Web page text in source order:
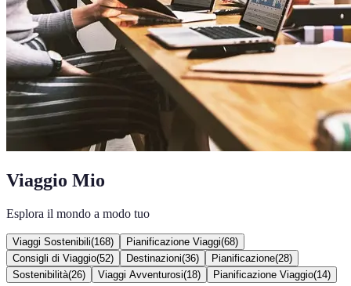
Viaggio Mio
Esplora il mondo a modo tuo
Viaggi Sostenibili(168) Pianificazione Viaggi(68)
Consigli di Viaggio(52) Destinazioni(36) Pianificazione(28)
Sostenibilità(26) Viaggi Avventurosi(18) Pianificazione Viaggio(14)